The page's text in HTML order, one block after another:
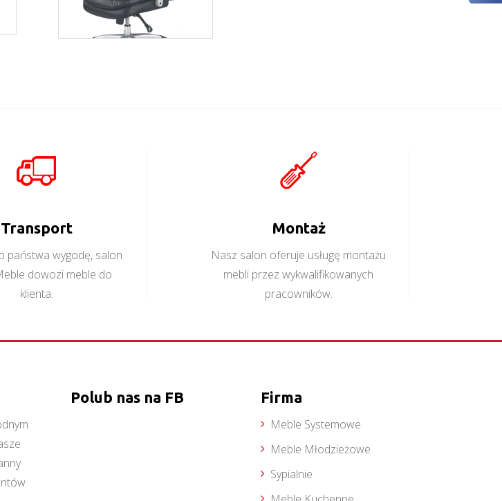
Transport
państwa wygodę, salon
dowozi meble do
klienta.
Montaż
Nasz salon oferuje usługę montażu
mebli przez wykwalifikowanych
pracowników.
Polub nas na FB Firma
Meble Systemowe
Meble Młodzieżowe
Sypialnie